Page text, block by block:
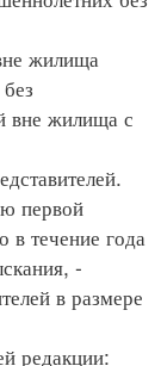
жилища
вне жилища с
первой
в течение года
-
в размере
редакции: